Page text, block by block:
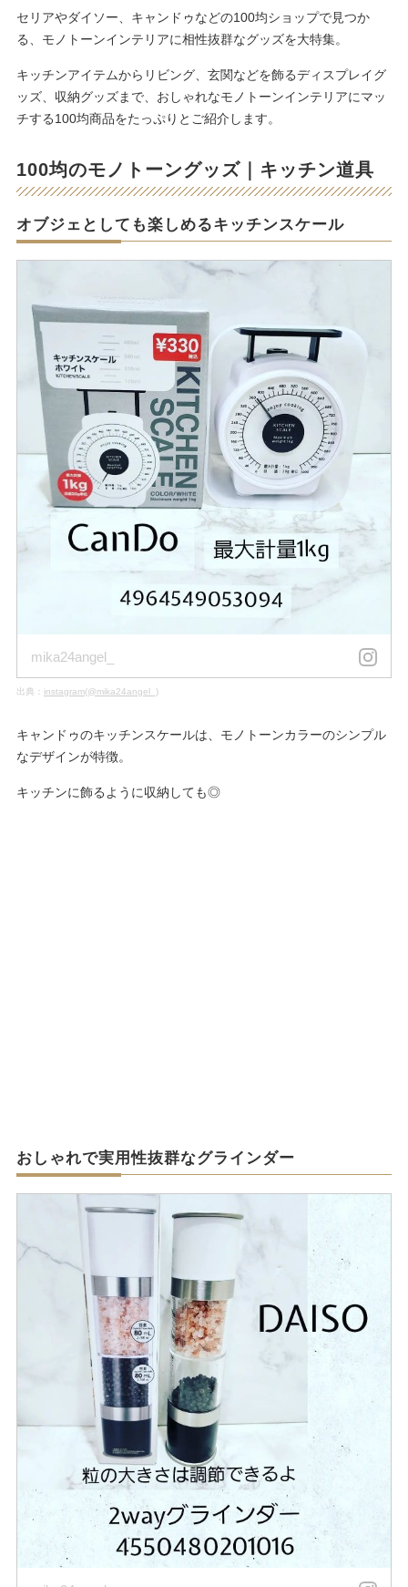
セリアやダイソー、キャンドゥなどの100均ショップで見つか
る、モノトーンインテリアに相性抜群なグッズを大特集。
キッチンアイテムからリビング、玄関などを飾るディスプレイグ
ッズ、収納グッズまで、おしゃれなモノトーンインテリアにマッ
チする100均商品をたっぷりとご紹介します。
100均のモノトーングッズ｜キッチン道具
オブジェとしても楽しめるキッチンスケール
mika24angel_
出典： instagram(@mika24angel_)
キャンドゥのキッチンスケールは、モノトーンカラーのシンプル
なデザインが特徴。
キッチンに飾るように収納しても◎
おしゃれで実用性抜群なグラインダー